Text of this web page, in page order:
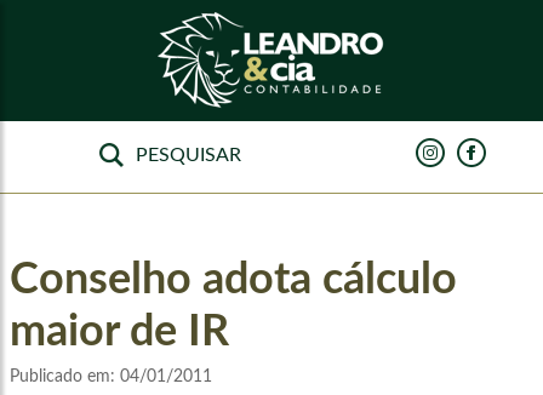
Conselho adota cálculo
maior de IR
Publicado em: 04/01/2011